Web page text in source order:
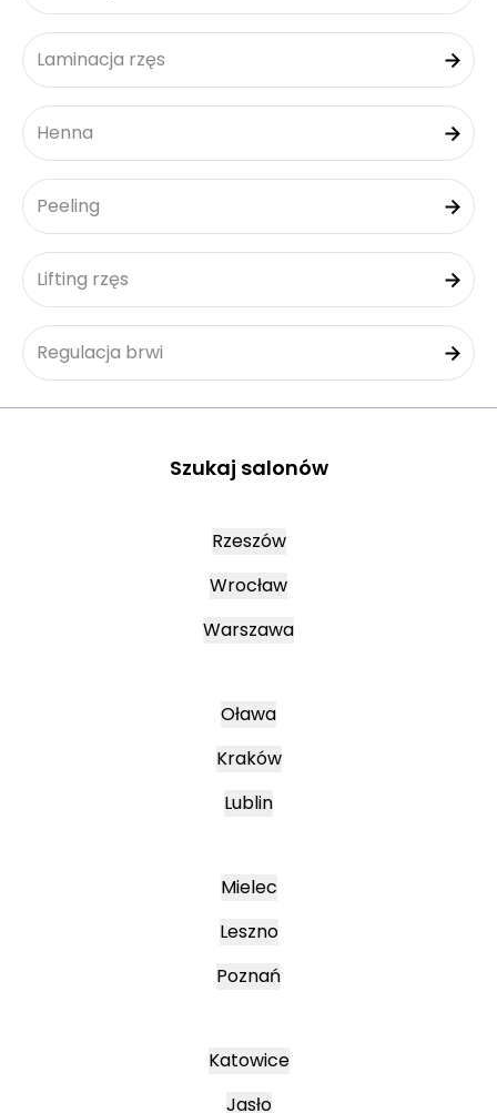
Laminacja rzęs
Henna
Peeling
Lifting rzęs
Regulacja brwi
Szukaj salonów
Rzeszów
Wrocław
Warszawa
Oława
Kraków
Lublin
Mielec
Leszno
Poznań
Katowice
Jasło